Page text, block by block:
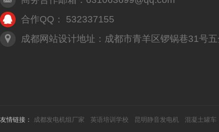
合作QQ： 532337155
成都网站设计地址：成都市青羊区锣锅巷31号
友情链接： 成都发电机组厂家 英语培训学校 昆明静音发电机 混凝土罐车